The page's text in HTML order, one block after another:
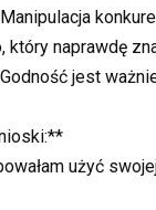
który naprawdę
jest
użyć